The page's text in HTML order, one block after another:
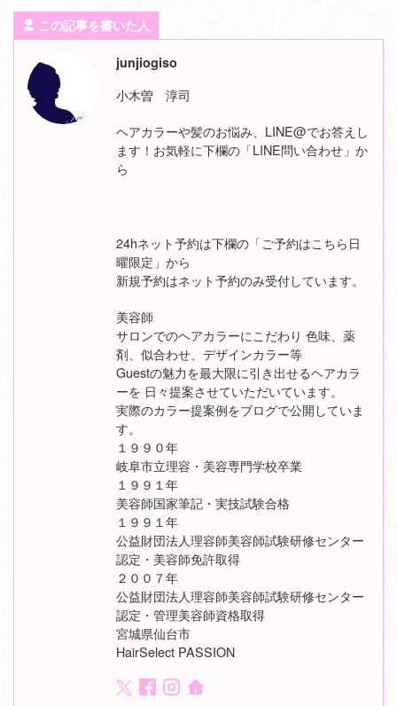
この記事を書いた人
junjiogiso
小木曽 淳司
ヘアカラーや髪のお悩み、LINE@でお答えし
ます！お気軽に下欄の「LINE問い合わせ」か
ら
24hネット予約は下欄の「ご予約はこちら日
曜限定」から
新規予約はネット予約のみ受付しています。
美容師
サロンでのヘアカラーにこだわり 色味、薬
剤、似合わせ、デザインカラー等
Guestの魅力を最大限に引き出せるヘアカラ
ーを 日々提案させていただいています。
実際のカラー提案例をブログで公開していま
す。
１９９０年
岐阜市立理容・美容専門学校卒業
１９９１年
美容師国家筆記・実技試験合格
１９９１年
公益財団法人理容師美容師試験研修センター
認定・美容師免許取得
２００７年
公益財団法人理容師美容師試験研修センター
認定・管理美容師資格取得
宮城県仙台市
HairSelect PASSION